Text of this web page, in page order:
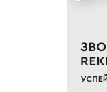
17:51